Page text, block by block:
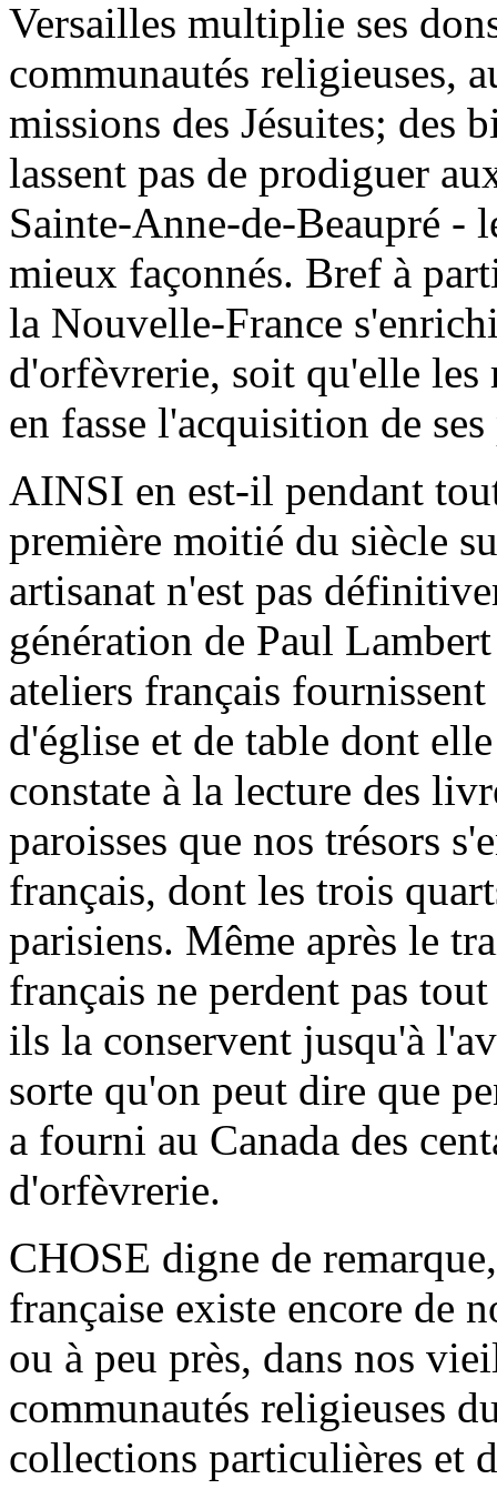
Versailles multiplie ses
communautés religieuses,
missions des Jésuites; des
lassent pas de prodiguer
Sainte-Anne-de-Beaupré -
mieux façonnés. Bref à
la Nouvelle-France
d'orfèvrerie, soit qu'elle les
en fasse l'acquisition de
AINSI en est-il pendant
première moitié du siècle
artisanat n'est pas
génération de Paul
ateliers français
d'église et de table dont
constate à la lecture des
paroisses que nos trésors
français, dont les trois
parisiens. Même après le
français ne perdent pas
ils la conservent jusqu'à
sorte qu'on peut dire que
a fourni au Canada des
d'orfèvrerie.
CHOSE digne de
française existe encore de
ou à peu près, dans nos
communautés religieuses
collections particulières et